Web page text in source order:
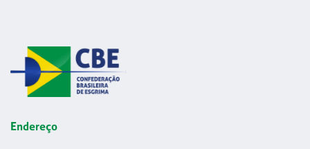
Endereço